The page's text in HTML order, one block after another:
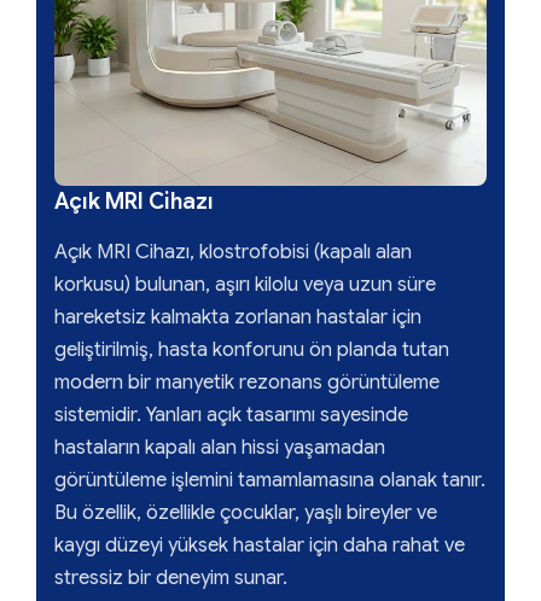
Açık MRI Cihazı
Açık MRI Cihazı, klostrofobisi (kapalı alan
korkusu) bulunan, aşırı kilolu veya uzun süre
hareketsiz kalmakta zorlanan hastalar için
geliştirilmiş, hasta konforunu ön planda tutan
modern bir manyetik rezonans görüntüleme
sistemidir. Yanları açık tasarımı sayesinde
hastaların kapalı alan hissi yaşamadan
görüntüleme işlemini tamamlamasına olanak tanır.
Bu özellik, özellikle çocuklar, yaşlı bireyler ve
kaygı düzeyi yüksek hastalar için daha rahat ve
stressiz bir deneyim sunar.